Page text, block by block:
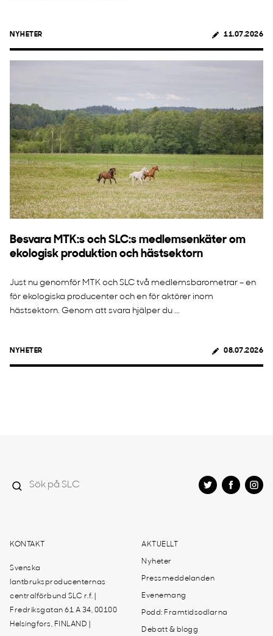
NYHETER 11.07.2026
Besvara MTK:s och SLC:s medlemsenkäter om
ekologisk produktion och hästsektorn
Just nu genomför MTK och SLC två medlemsbarometrar – en
för ekologiska producenter och en för aktörer inom
hästsektorn. Genom att svara hjälper du ...
NYHETER 08.07.2026
KONTAKT
Svenska
lantbruksproducenternas
centralförbund SLC r.f. |
Fredriksgatan 61 A 34, 00100
Helsingfors, FINLAND |
AKTUELLT
Nyheter
Pressmeddelanden
Evenemang
Podd: Framtidsodlarna
Debatt & blogg